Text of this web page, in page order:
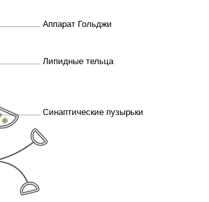
Синаптические пузырьки
Липидные тельца
Аппарат Гольджи